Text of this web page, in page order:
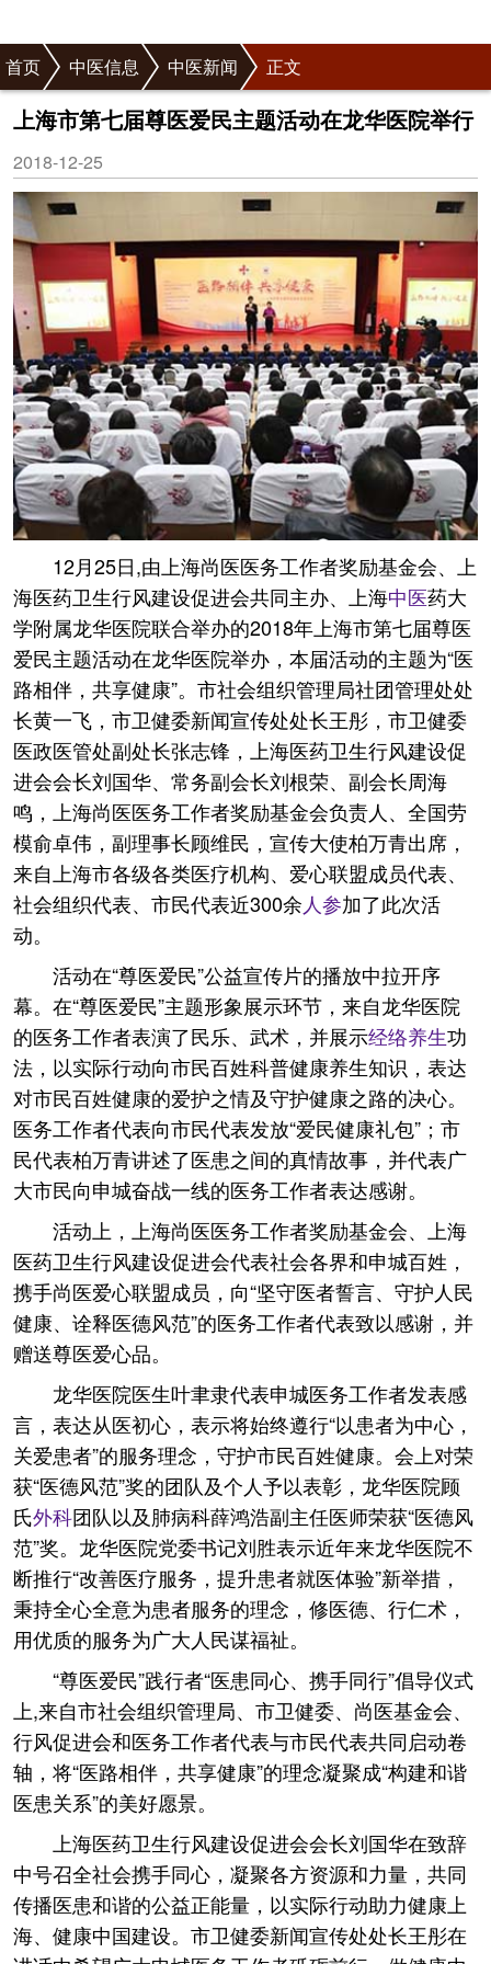
首页 中医信息 中医新闻 正文
上海市第七届尊医爱民主题活动在龙华医院举行
2018-12-25
12月25日,由上海尚医医务工作者奖励基金会、上
海医药卫生行风建设促进会共同主办、上海中医药大
学附属龙华医院联合举办的2018年上海市第七届尊医
爱民主题活动在龙华医院举办，本届活动的主题为“医
路相伴，共享健康”。市社会组织管理局社团管理处处
长黄一飞，市卫健委新闻宣传处处长王彤，市卫健委
医政医管处副处长张志锋，上海医药卫生行风建设促
进会会长刘国华、常务副会长刘根荣、副会长周海
鸣，上海尚医医务工作者奖励基金会负责人、全国劳
模俞卓伟，副理事长顾维民，宣传大使柏万青出席，
来自上海市各级各类医疗机构、爱心联盟成员代表、
社会组织代表、市民代表近300余人参加了此次活
动。
活动在“尊医爱民”公益宣传片的播放中拉开序
幕。在“尊医爱民”主题形象展示环节，来自龙华医院
的医务工作者表演了民乐、武术，并展示经络养生功
法，以实际行动向市民百姓科普健康养生知识，表达
对市民百姓健康的爱护之情及守护健康之路的决心。
医务工作者代表向市民代表发放“爱民健康礼包”；市
民代表柏万青讲述了医患之间的真情故事，并代表广
大市民向申城奋战一线的医务工作者表达感谢。
活动上，上海尚医医务工作者奖励基金会、上海
医药卫生行风建设促进会代表社会各界和申城百姓，
携手尚医爱心联盟成员，向“坚守医者誓言、守护人民
健康、诠释医德风范”的医务工作者代表致以感谢，并
赠送尊医爱心品。
龙华医院医生叶聿隶代表申城医务工作者发表感
言，表达从医初心，表示将始终遵行“以患者为中心，
关爱患者”的服务理念，守护市民百姓健康。会上对荣
获“医德风范”奖的团队及个人予以表彰，龙华医院顾
氏外科团队以及肺病科薛鸿浩副主任医师荣获“医德风
范”奖。龙华医院党委书记刘胜表示近年来龙华医院不
断推行“改善医疗服务，提升患者就医体验”新举措，
秉持全心全意为患者服务的理念，修医德、行仁术，
用优质的服务为广大人民谋福祉。
“尊医爱民”践行者“医患同心、携手同行”倡导仪式
上,来自市社会组织管理局、市卫健委、尚医基金会、
行风促进会和医务工作者代表与市民代表共同启动卷
轴，将“医路相伴，共享健康”的理念凝聚成“构建和谐
医患关系”的美好愿景。
上海医药卫生行风建设促进会会长刘国华在致辞
中号召全社会携手同心，凝聚各方资源和力量，共同
传播医患和谐的公益正能量，以实际行动助力健康上
海、健康中国建设。市卫健委新闻宣传处处长王彤在